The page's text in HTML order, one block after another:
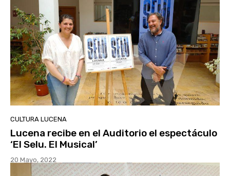
CULTURA LUCENA
Lucena recibe en el Auditorio el espectáculo
‘El Selu. El Musical’
20 Mayo, 2022